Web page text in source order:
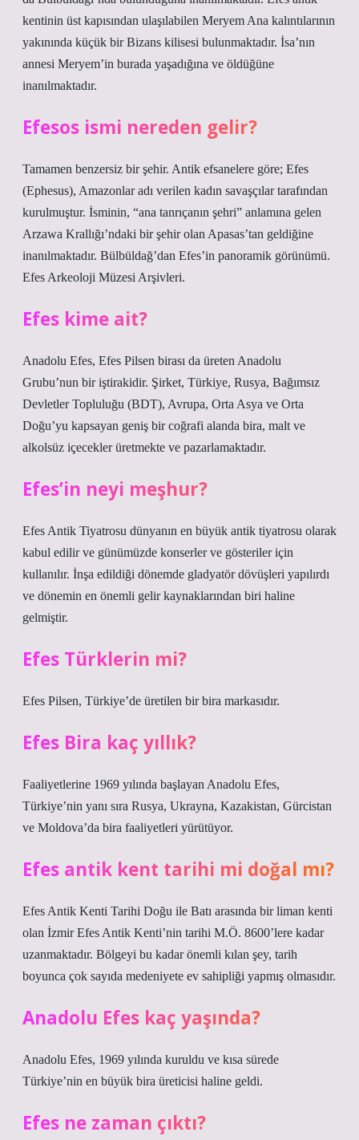
kentinin üst kapısından ulaşılabilen Meryem Ana kalıntılarının
yakınında küçük bir Bizans kilisesi bulunmaktadır. İsa’nın
annesi Meryem’in burada yaşadığına ve öldüğüne
inanılmaktadır.
Efesos ismi nereden gelir?
Tamamen benzersiz bir şehir. Antik efsanelere göre; Efes
(Ephesus), Amazonlar adı verilen kadın savaşçılar tarafından
kurulmuştur. İsminin, “ana tanrıçanın şehri” anlamına gelen
Arzawa Krallığı’ndaki bir şehir olan Apasas’tan geldiğine
inanılmaktadır. Bülbüldağ’dan Efes’in panoramik görünümü.
Efes Arkeoloji Müzesi Arşivleri.
Efes kime ait?
Anadolu Efes, Efes Pilsen birası da üreten Anadolu
Grubu’nun bir iştirakidir. Şirket, Türkiye, Rusya, Bağımsız
Devletler Topluluğu (BDT), Avrupa, Orta Asya ve Orta
Doğu’yu kapsayan geniş bir coğrafi alanda bira, malt ve
alkolsüz içecekler üretmekte ve pazarlamaktadır.
Efes’in neyi meşhur?
Efes Antik Tiyatrosu dünyanın en büyük antik tiyatrosu olarak
kabul edilir ve günümüzde konserler ve gösteriler için
kullanılır. İnşa edildiği dönemde gladyatör dövüşleri yapılırdı
ve dönemin en önemli gelir kaynaklarından biri haline
gelmiştir.
Efes Türklerin mi?
Efes Pilsen, Türkiye’de üretilen bir bira markasıdır.
Efes Bira kaç yıllık?
Faaliyetlerine 1969 yılında başlayan Anadolu Efes,
Türkiye’nin yanı sıra Rusya, Ukrayna, Kazakistan, Gürcistan
ve Moldova’da bira faaliyetleri yürütüyor.
Efes antik kent tarihi mi doğal mı?
Efes Antik Kenti Tarihi Doğu ile Batı arasında bir liman kenti
olan İzmir Efes Antik Kenti’nin tarihi M.Ö. 8600’lere kadar
uzanmaktadır. Bölgeyi bu kadar önemli kılan şey, tarih
boyunca çok sayıda medeniyete ev sahipliği yapmış olmasıdır.
Anadolu Efes kaç yaşında?
Anadolu Efes, 1969 yılında kuruldu ve kısa sürede
Türkiye’nin en büyük bira üreticisi haline geldi.
Efes ne zaman çıktı?